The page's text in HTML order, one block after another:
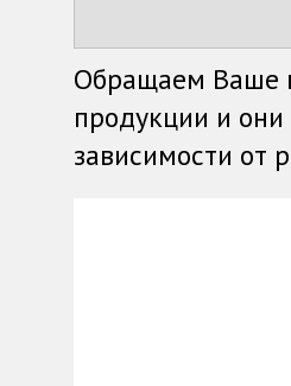
Обращаем Ваше
продукции и они
зависимости от